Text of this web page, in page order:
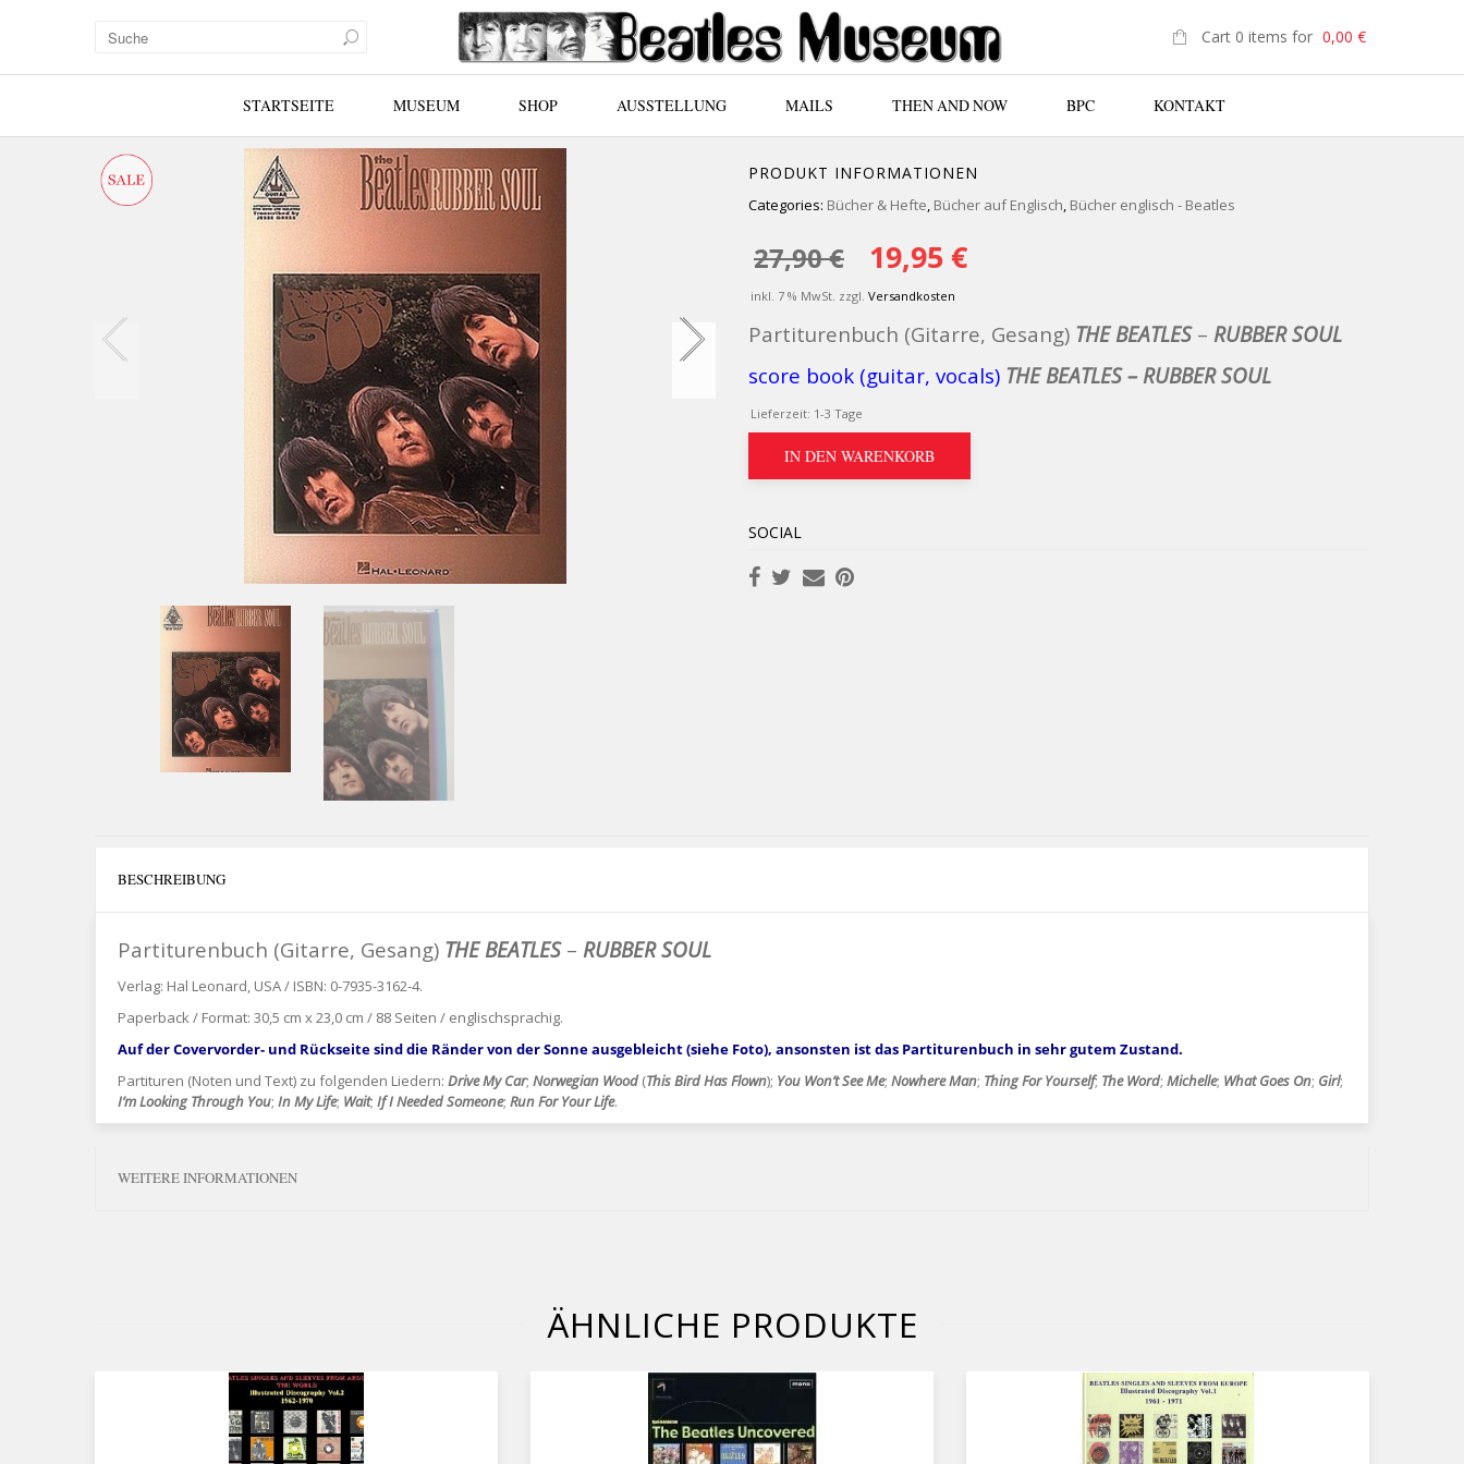
Cart 0 items for 0,00 €
STARTSEITE MUSEUM SHOP AUSSTELLUNG MAILS THEN AND NOW BPC KONTAKT
PRODUKT INFORMATIONEN
Categories: Bücher & Hefte, Bücher auf Englisch, Bücher englisch - Beatles
27,90€ Ursprünglicher Preis war: 27,90 €
19,95€
inkl. 7 % MwSt. zzgl. Versandkosten
Partiturenbuch (Gitarre, Gesang) THE BEATLES– RUBBER SOUL
score book (guitar, vocals) THE BEATLES – RUBBER SOUL
Lieferzeit: 1-3 Tage
IN DEN WARENKORB
SOCIAL
BESCHREIBUNG
Partiturenbuch (Gitarre, Gesang) THE BEATLES– RUBBER SOUL
Verlag: Hal Leonard, USA / ISBN: 0-7935-3162-4.
Paperback / Format: 30,5 cm x 23,0 cm / 88 Seiten / englischsprachig.
Auf der Covervorder- und Rückseite sind die Ränder von der Sonne ausgebleicht (siehe Foto), ansonsten ist das Partiturenbuch in sehr gutem Zustand.
Partituren (Noten und Text) zu folgenden Liedern: Drive My Car; Norwegian Wood (This Bird Has Flown); You Won’t See Me; Nowhere Man; Thing For Yourself; The Word; Michelle; What Goes On; Girl;
I’m Looking Through You; In My Life; Wait; If I Needed Someone; Run For Your Life.
WEITERE INFORMATIONEN
ÄHNLICHE PRODUKTE